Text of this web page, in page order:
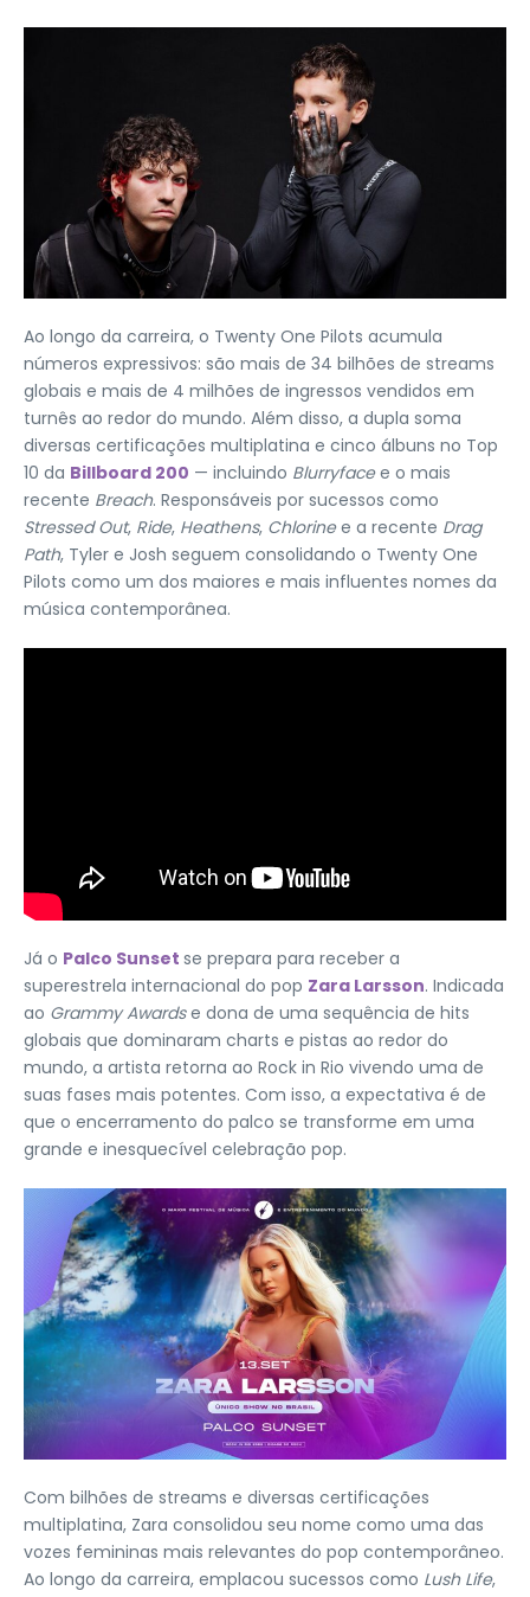
Ao longo da carreira, o Twenty One Pilots acumula
números expressivos: são mais de 34 bilhões de streams
globais e mais de 4 milhões de ingressos vendidos em
turnês ao redor do mundo. Além disso, a dupla soma
diversas certificações multiplatina e cinco álbuns no Top
10 da Billboard 200 — incluindo Blurryfacee o mais
recente Breach. Responsáveis por sucessos como
Stressed Out, Ride, Heathens, Chlorinee a recente Drag
Path, Tyler e Josh seguem consolidando o Twenty One
Pilots como um dos maiores e mais influentes nomes da
música contemporânea.
Já o Palco Sunset se prepara para receber a
superestrela internacional do pop Zara Larsson. Indicada
ao Grammy Awardse dona de uma sequência de hits
globais que dominaram charts e pistas ao redor do
mundo, a artista retorna ao Rock in Rio vivendo uma de
suas fases mais potentes. Com isso, a expectativa é de
que o encerramento do palco se transforme em uma
grande e inesquecível celebração pop.
Com bilhões de streams e diversas certificações
multiplatina, Zara consolidou seu nome como uma das
vozes femininas mais relevantes do pop contemporâneo.
Ao longo da carreira, emplacou sucessos como Lush Life,